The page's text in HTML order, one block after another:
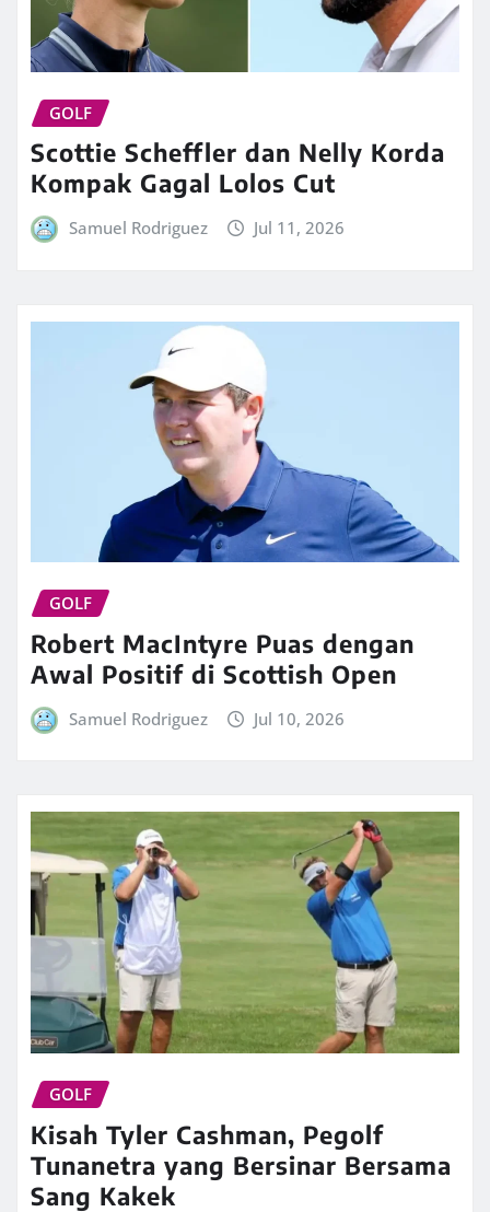
GOLF
Scottie Scheffler dan Nelly Korda
Kompak Gagal Lolos Cut
Samuel Rodriguez Jul 11, 2026
GOLF
Robert MacIntyre Puas dengan
Awal Positif di Scottish Open
Samuel Rodriguez Jul 10, 2026
GOLF
Kisah Tyler Cashman, Pegolf
Tunanetra yang Bersinar Bersama
Sang Kakek